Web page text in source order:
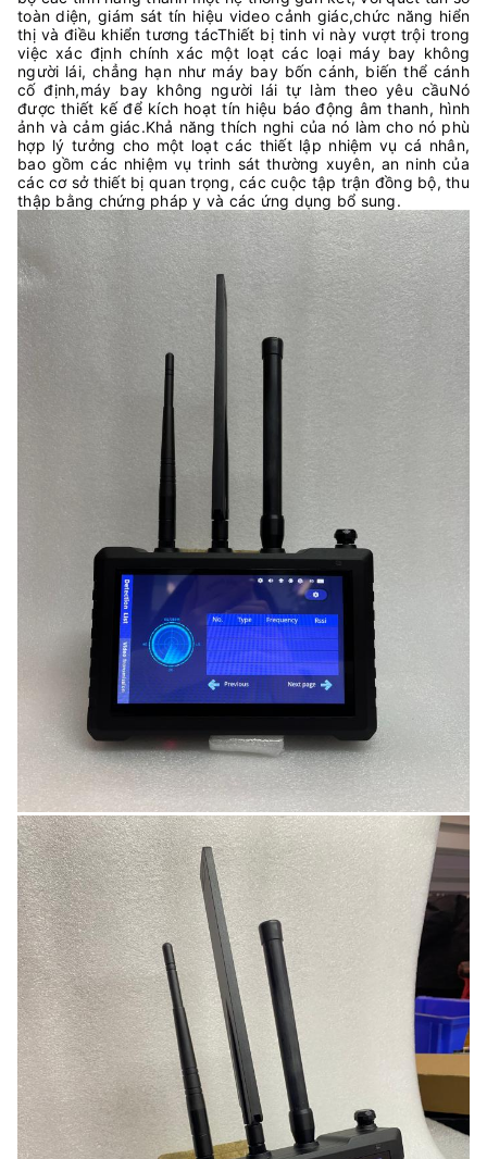
toàn diện, giám sát tín hiệu video cảnh giác,chức năng hiển
thị và điều khiển tương tácThiết bị tinh vi này vượt trội trong
việc xác định chính xác một loạt các loại máy bay không
người lái, chẳng hạn như máy bay bốn cánh, biến thể cánh
cố định,máy bay không người lái tự làm theo yêu cầuNó
được thiết kế để kích hoạt tín hiệu báo động âm thanh, hình
ảnh và cảm giác.Khả năng thích nghi của nó làm cho nó phù
hợp lý tưởng cho một loạt các thiết lập nhiệm vụ cá nhân,
bao gồm các nhiệm vụ trinh sát thường xuyên, an ninh của
các cơ sở thiết bị quan trọng, các cuộc tập trận đồng bộ, thu
thập bằng chứng pháp y và các ứng dụng bổ sung.